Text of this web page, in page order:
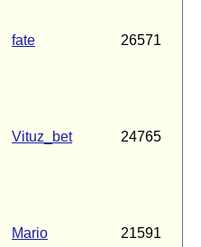
fate 26571
Vituz_bet 24765
Mario 21591